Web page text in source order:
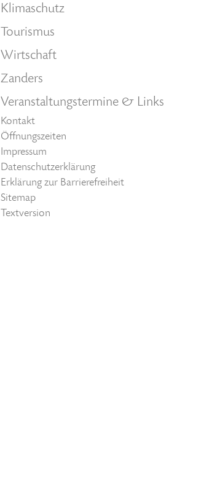
Klimaschutz
Tourismus
Wirtschaft
Zanders
Veranstaltungstermine & Links
Kontakt
Öffnungszeiten
Impressum
Datenschutzerklärung
Erklärung zur Barrierefreiheit
Sitemap
Textversion